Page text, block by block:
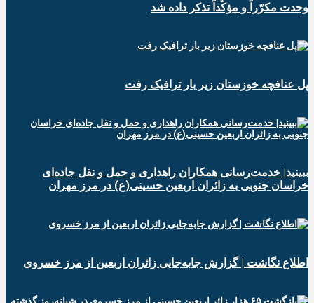
وحدت مکرّراً و مؤکّداً تذکر داده شد
پل عنافچه خوزستان زیر بار ترافیک رفت
ببینید| خدمت‌رسانی همکاران راهداری و حمل و نقل جاده‌ای
خراسان جنوبی به زائران اربعین حسینی(ع) در مرز مهران
️اطلاع نگاشت | گزارش جابه‌جایی زائران اربعین از مرز خسروی